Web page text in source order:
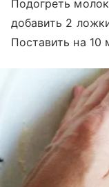
Подогреть
добавить 2
Поставить на 10